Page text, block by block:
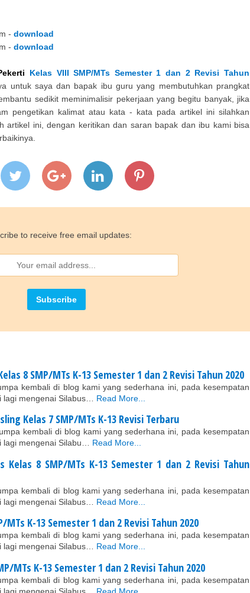
- download
- download
Kelas VIII SMP/MTs Semester 1 dan 2 Revisi Tahun
untuk saya dan bapak ibu guru yang membutuhkan prangkat
sedikit meminimalisir pekerjaan yang begitu banyak, jika
pengetikan kalimat atau kata - kata pada artikel ini silahkan
artikel ini, dengan keritikan dan saran bapak dan ibu kami bisa
to receive free email updates:
8 SMP/MTs K-13 Semester 1 dan 2 Revisi Tahun 2020
kembali di blog kami yang sederhana ini, pada kesempatan
mengenai Silabus…
Read More...
Kelas 7 SMP/MTs K-13 Revisi Terbaru
kembali di blog kami yang sederhana ini, pada kesempatan
mengenai Silabu…
Read More...
Kelas 8 SMP/MTs K-13 Semester 1 dan 2 Revisi Tahun
kembali di blog kami yang sederhana ini, pada kesempatan
mengenai Silabus…
Read More...
MTs K-13 Semester 1 dan 2 Revisi Tahun 2020
kembali di blog kami yang sederhana ini, pada kesempatan
mengenai Silabus…
Read More...
MTs K-13 Semester 1 dan 2 Revisi Tahun 2020
kembali di blog kami yang sederhana ini, pada kesempatan
mengenai Silabus…
Read More...